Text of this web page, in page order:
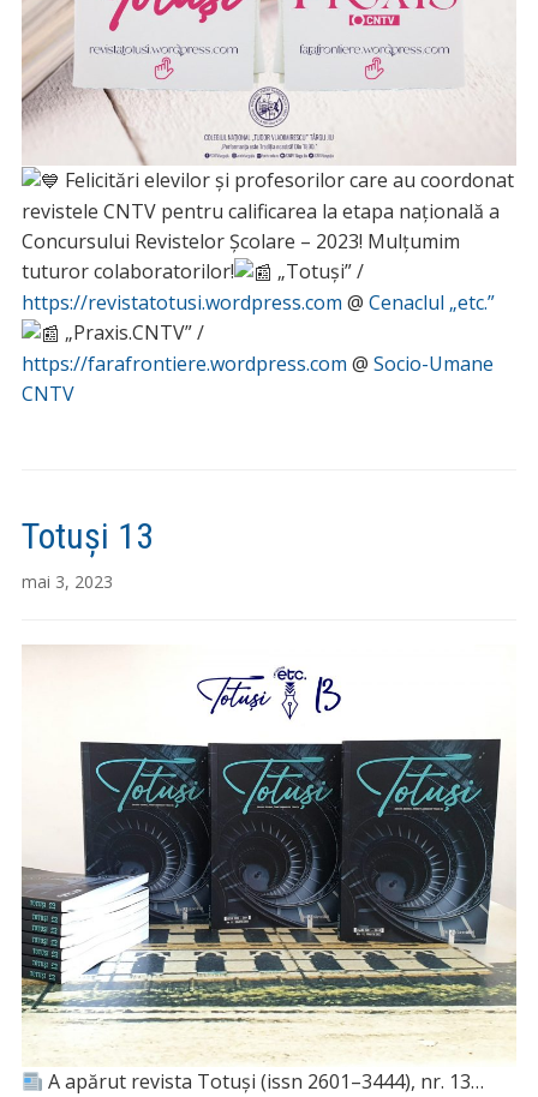
Felicitări elevilor și profesorilor care au coordonat
revistele CNTV pentru calificarea la etapa națională a
Concursului Revistelor Școlare – 2023! Mulțumim
tuturor colaboratorilor!
„Totuși” /
https://revistatotusi.wordpress.com @ Cenaclul „etc.”
„Praxis.CNTV” /
https://farafrontiere.wordpress.com @ Socio-Umane
CNTV
Totuși 13
mai 3, 2023
A apărut revista Totuși (issn 2601–3444), nr. 13…